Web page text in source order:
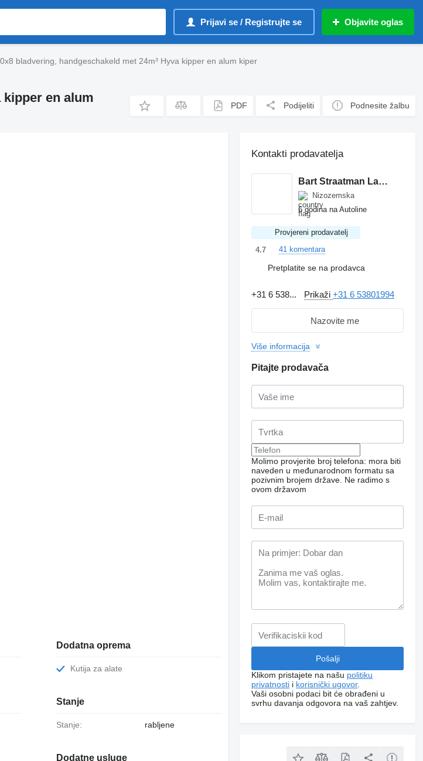
Prijavi se / Registrujte se Objavite oglas
bladvering, handgeschakeld met 24m³ Hyva kipper en alum kiper
kipper en alum
PDF Podijeliti Podnesite žalbu
Dodatna oprema
Kutija za alate
Stanje
Stanje: rabljene
Dodatne usluge
Kontakti prodavatelja
Bart Straatman Landhorst
Nizozemska
6 godina na Autoline
Provjereni prodavatelj
4.7
41 komentara
Pretplatite se na prodavca
+31 6 538... Prikaži+31 6 53801994
Nazovite me
Više informacija
Pitajte prodavača
Molimo provjerite broj telefona: mora biti
naveden u međunarodnom formatu sa
pozivnim brojem države. Ne radimo s
ovom državom
Klikom pristajete na našu politiku
privatnosti i korisnički ugovor.
Vaši osobni podaci bit će obrađeni u
svrhu davanja odgovora na vaš zahtjev.